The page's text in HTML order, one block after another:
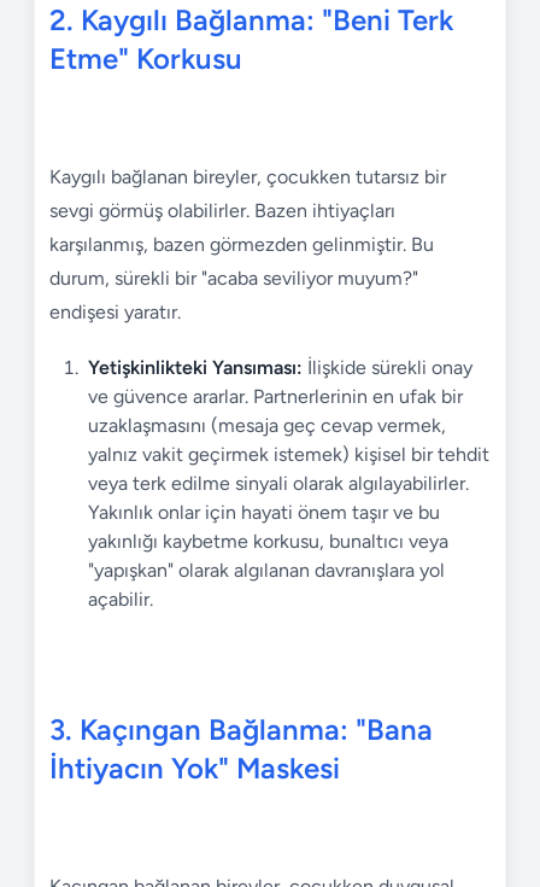
2. Kaygılı Bağlanma: "Beni Terk
Etme" Korkusu
Kaygılı bağlanan bireyler, çocukken tutarsız bir
sevgi görmüş olabilirler. Bazen ihtiyaçları
karşılanmış, bazen görmezden gelinmiştir. Bu
durum, sürekli bir "acaba seviliyor muyum?"
endişesi yaratır.
Yetişkinlikteki Yansıması: İlişkide sürekli onay
ve güvence ararlar. Partnerlerinin en ufak bir
uzaklaşmasını (mesaja geç cevap vermek,
yalnız vakit geçirmek istemek) kişisel bir tehdit
veya terk edilme sinyali olarak algılayabilirler.
Yakınlık onlar için hayati önem taşır ve bu
yakınlığı kaybetme korkusu, bunaltıcı veya
"yapışkan" olarak algılanan davranışlara yol
açabilir.
3. Kaçıngan Bağlanma: "Bana
İhtiyacın Yok" Maskesi